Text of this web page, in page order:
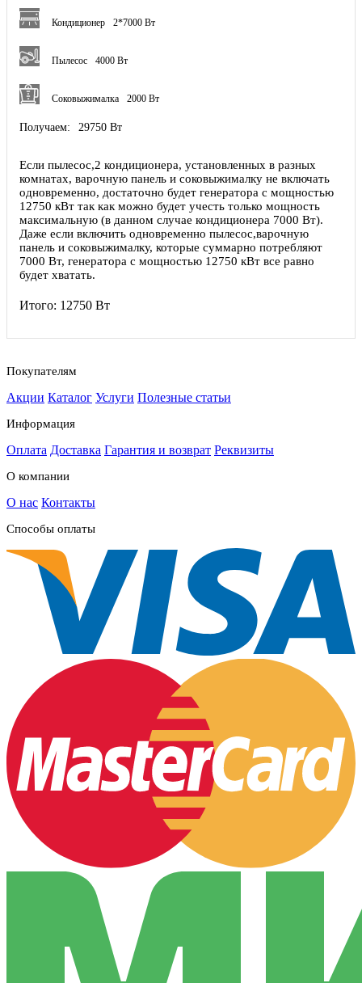
Кондиционер 2*7000 Вт
Пылесос 4000 Вт
Соковыжималка 2000 Вт
Получаем: 29750 Вт
Если пылесос,2 кондиционера, установленных в разных
комнатах, варочную панель и соковыжималку не включать
одновременно, достаточно будет генератора с мощностью
12750 кВт так как можно будет учесть только мощность
максимальную (в данном случае кондиционера 7000 Вт).
Даже если включить одновременно пылесос,варочную
панель и соковыжималку, которые суммарно потребляют
7000 Вт, генератора с мощностью 12750 кВт все равно
будет хватать.
Итого: 12750 Вт
Покупателям
Акции Каталог Услуги Полезные статьи
Информация
Оплата Доставка Гарантия и возврат Реквизиты
О компании
О нас Контакты
Способы оплаты